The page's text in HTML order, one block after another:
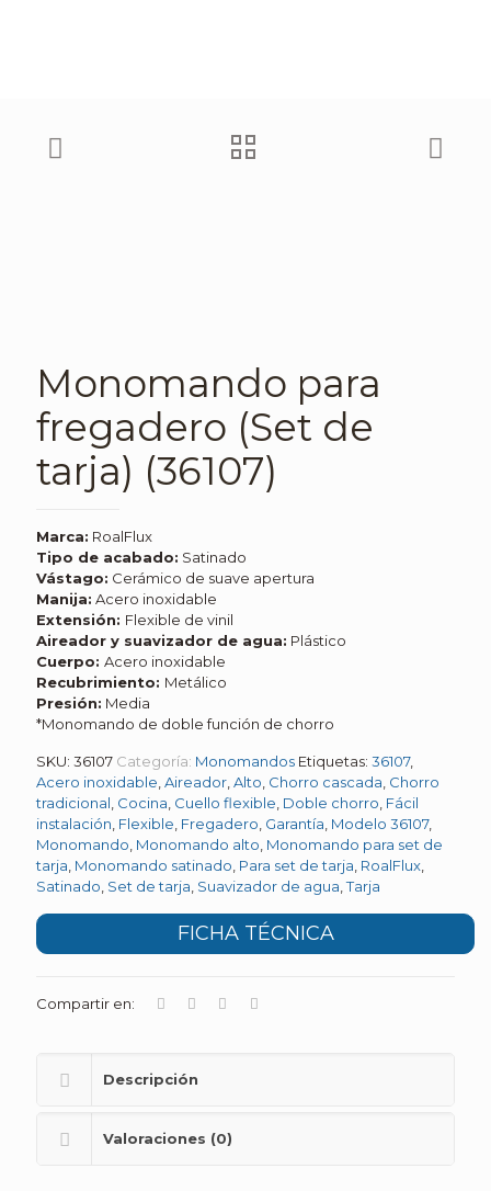
Monomando para
fregadero (Set de
tarja) (36107)
Marca: RoalFlux
Tipo de acabado: Satinado
Vástago: Cerámico de suave apertura
Manija: Acero inoxidable
Extensión: Flexible de vinil
Aireador y suavizador de agua: Plástico
Cuerpo: Acero inoxidable
Recubrimiento: Metálico
Presión: Media
*Monomando de doble función de chorro
SKU: 36107 Categoría: Monomandos Etiquetas: 36107,
Acero inoxidable Aireador Alto Chorro cascada Chorro
tradicional Cocina Cuello flexible Doble chorro Fácil
instalación Flexible Fregadero Garantía Modelo 36107,
Monomando Monomando alto Monomando para set de
tarja Monomando satinado Para set de tarja RoalFlux
Satinado Set de tarja Suavizador de agua ,Tarja
FICHA TÉCNICA
Compartir en:
Descripción
Valoraciones (0)